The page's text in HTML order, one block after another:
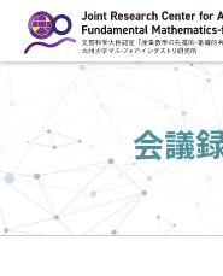
ン
へ
ス
キ
HOME
概要
運営
2026年度公募
会議